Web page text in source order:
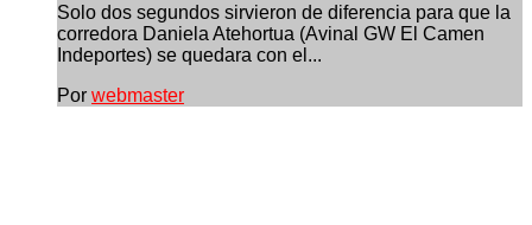
Solo dos segundos sirvieron de diferencia para que la
corredora Daniela Atehortua (Avinal GW El Camen
Indeportes) se quedara con el...
Por webmaster